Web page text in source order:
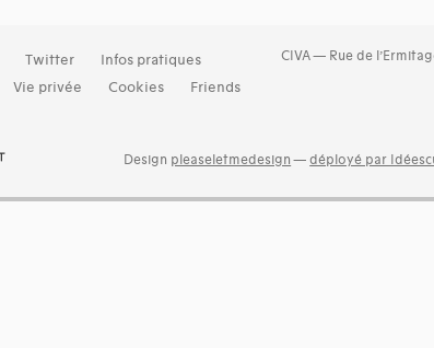
Twitter
Infos pratiques
Vie privée Cookies Friends
CIVA — Rue de
Design pleaseletmedesign —déployé par